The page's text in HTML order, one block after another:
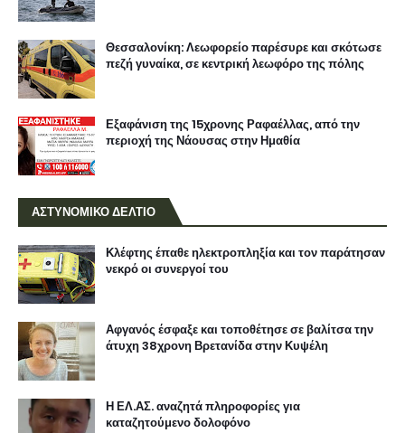
Θεσσαλονίκη: Λεωφορείο παρέσυρε και σκότωσε
πεζή γυναίκα, σε κεντρική λεωφόρο της πόλης
Εξαφάνιση της 15χρονης Ραφαέλλας, από την
περιοχή της Νάουσας στην Ημαθία
ΑΣΤΥΝΟΜΙΚΟ ΔΕΛΤΙΟ
Κλέφτης έπαθε ηλεκτροπληξία και τον παράτησαν
νεκρό οι συνεργοί του
Αφγανός έσφαξε και τοποθέτησε σε βαλίτσα την
άτυχη 38χρονη Βρετανίδα στην Κυψέλη
Η ΕΛ.ΑΣ. αναζητά πληροφορίες για
καταζητούμενο δολοφόνο